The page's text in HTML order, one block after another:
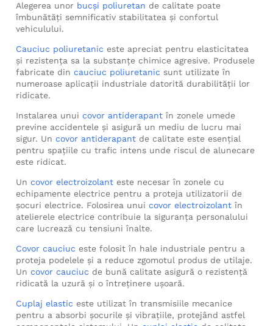
Alegerea unor bucși poliuretan de calitate poate
îmbunătăți semnificativ stabilitatea și confortul
vehiculului.
Cauciuc poliuretanic este apreciat pentru elasticitatea
și rezistența sa la substanțe chimice agresive. Produsele
fabricate din cauciuc poliuretanic sunt utilizate în
numeroase aplicații industriale datorită durabilității lor
ridicate.
Instalarea unui covor antiderapant în zonele umede
previne accidentele și asigură un mediu de lucru mai
sigur. Un covor antiderapant de calitate este esențial
pentru spațiile cu trafic intens unde riscul de alunecare
este ridicat.
Un covor electroizolant este necesar în zonele cu
echipamente electrice pentru a proteja utilizatorii de
șocuri electrice. Folosirea unui covor electroizolant în
atelierele electrice contribuie la siguranța personalului
care lucrează cu tensiuni înalte.
Covor cauciuc este folosit în hale industriale pentru a
proteja podelele și a reduce zgomotul produs de utilaje.
Un covor cauciuc de bună calitate asigură o rezistență
ridicată la uzură și o întreținere ușoară.
Cuplaj elastic este utilizat în transmisiile mecanice
pentru a absorbi șocurile și vibrațiile, protejând astfel